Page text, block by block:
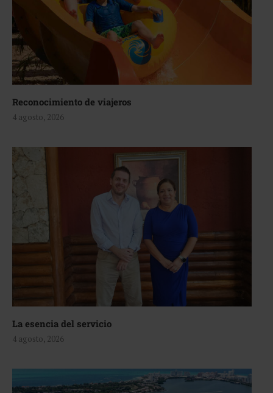
Reconocimiento de viajeros
4 agosto, 2026
La esencia del servicio
4 agosto, 2026